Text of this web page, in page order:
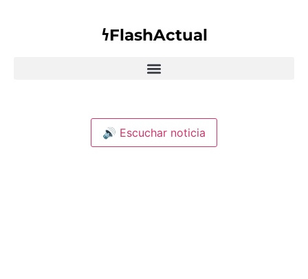
𐓏FlashActual
🔊 Escuchar noticia